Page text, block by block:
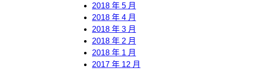
2018 年 5 月
2018 年 4 月
2018 年 3 月
2018 年 2 月
2018 年 1 月
2017 年 12 月